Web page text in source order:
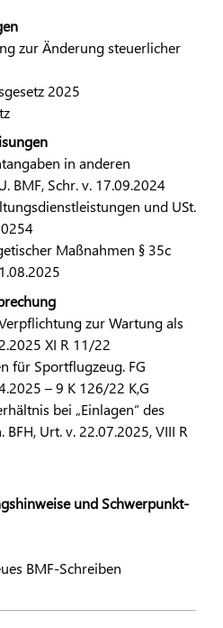
zur Änderung steuerlicher
2025
in anderen
BMF, Schr. v. 17.09.2024
und USt.
Maßnahmen § 35c
zur Wartung als
XI R 11/22
für Sportflugzeug. FG
– 9 K 126/22 K,G
bei „Einlagen“ des
Urt. v. 22.07.2025, VIII R
und Schwerpunkt-
BMF-Schreiben